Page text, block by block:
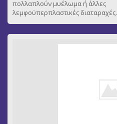
πολλαπλούν μυέλωμα ή άλλες
λεμφοϋπερπλαστικές διαταραχές.